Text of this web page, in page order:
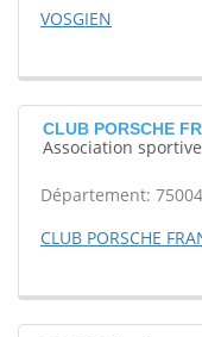
VOSGIEN
CLUB PORSCHE
Association sportive
Département: 75004
CLUB PORSCHE